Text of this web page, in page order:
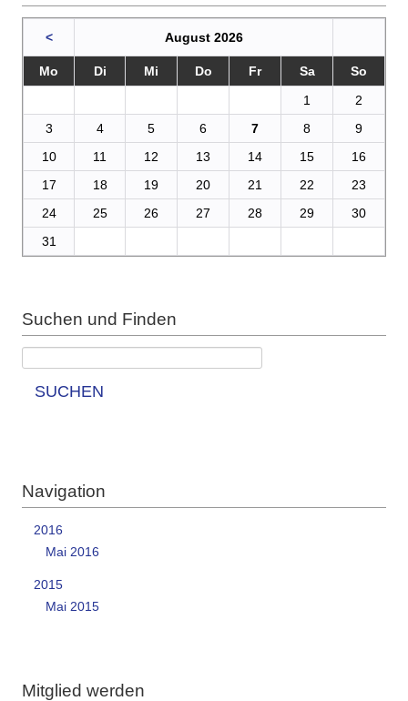
< August 2026
Mo Di Mi Do Fr Sa
So
1
2
3
4 5 6 7 8
9
10
11 12 13 14 15
16
17
18 19 20 21 22
23
24
25 26 27 28 29
30
31
Suchen und Finden
SUCHEN
Navigation
2016
Mai 2016
2015
Mai 2015
Mitglied werden